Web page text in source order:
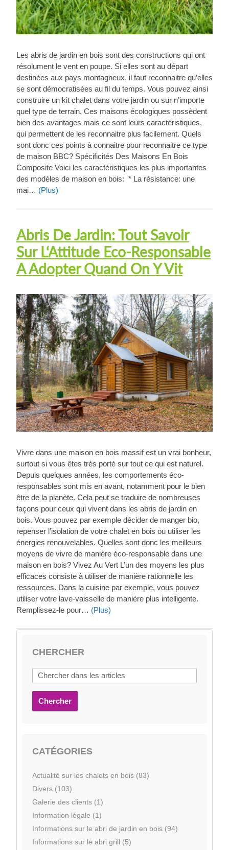
Les abris de jardin en bois sont des constructions qui ont
résolument le vent en poupe. Si elles sont au départ
destinées aux pays montagneux, il faut reconnaitre qu’elles
se sont démocratisées au fil du temps. Vous pouvez ainsi
construire un kit chalet dans votre jardin ou sur n’importe
quel type de terrain. Ces maisons écologiques possèdent
bien des avantages mais ce sont leurs caractéristiques,
qui permettent de les reconnaitre plus facilement. Quels
sont donc ces points à connaitre pour reconnaitre ce type
de maison BBC? Spécificités Des Maisons En Bois
Composite Voici les caractéristiques les plus importantes
des modèles de maison en bois: * La résistance: une
mai… (Plus)
Abris De Jardin: Tout Savoir
Sur L‘Attitude Eco-Responsable
A Adopter Quand On Y Vit
Vivre dans une maison en bois massif est un vrai bonheur,
surtout si vous êtes très porté sur tout ce qui est naturel.
Depuis quelques années, les comportements éco-
responsables sont mis en avant, notamment pour le bien
être de la planète. Cela peut se traduire de nombreuses
façons pour ceux qui vivent dans les abris de jardin en
bois. Vous pouvez par exemple décider de manger bio,
repenser l’isolation de votre chalet en bois ou utiliser les
énergies renouvelables. Quelles sont donc les meilleurs
moyens de vivre de manière éco-responsable dans une
maison en bois? Vivez Au Vert L’un des moyens les plus
efficaces consiste à utiliser de manière rationnelle les
ressources. Dans la cuisine par exemple, vous pouvez
utiliser votre lave-vaisselle de manière plus intelligente.
Remplissez-le pour… (Plus)
CHERCHER
Chercher
CATÉGORIES
Actualité sur les chalets en bois (83)
Divers (103)
Galerie des clients (1)
Information légale (1)
Informations sur le abri de jardin en bois (94)
Informations sur le abri grill (5)